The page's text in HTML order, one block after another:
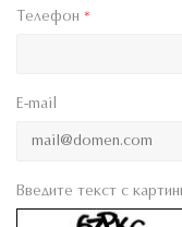
Телефон *
E-mail
Введите текст с